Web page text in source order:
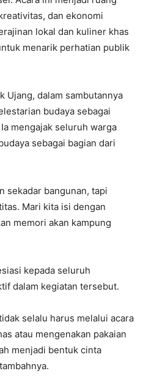
dan ekonomi
lokal dan kuliner khas
menarik perhatian publik
Ujang, dalam sambutannya
budaya sebagai
mengajak seluruh warga
sebagai bagian dari
sekadar bangunan, tapi
Mari kita isi dengan
memori akan kampung
kepada seluruh
dalam kegiatan tersebut.
selalu harus melalui acara
atau mengenakan pakaian
menjadi bentuk cinta